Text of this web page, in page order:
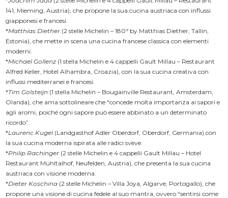
141, Mieming, Austria), che propone la sua cucina austriaca con influssi
giapponesi e francesi.
*Matthias Diether (2 stelle Michelin – 180° by Matthias Diether, Tallin,
Estonia), che mette in scena una cucina francese classica con elementi
moderni.
*Michael Gollenz (1 stella Michelin e 4 cappelli Gault Millau – Restaurant
Alfred Keller, Hotel Alhambra, Croazia), con la sua cucina creativa con
influssi mediterranei e francesi.
*Tim Golsteijn (1 stella Michelin – Bougainville Restaurant, Amsterdam,
Olanda), che ama sottolineare che “concede molta importanza ai sapori e
agli aromi, poiché ogni sapore può essere abbinato a un determinato
ricordo”.
*Laurenc Kugel (Landgasthof Adler Oberdorf, Oberdorf, Germania) con
la sua cucina moderna ispirata alle radici sveve.
*Philip Rachinger (2 stelle Michelin e 4 cappelli Gault Millau – Hotel
Restaurant Mühltalhof, Neufelden, Austria), che presenta la sua cucina
austriaca con visione moderna.
*Dieter Koschina (2 stelle Michelin – Villa Joya, Algarve, Portogallo), che
propone una visione di cucina fedele al suo mantra, ovvero “sentirsi come